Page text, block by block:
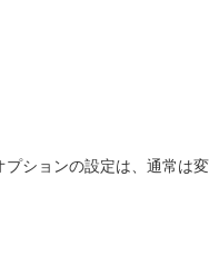
ションの設定は、通常